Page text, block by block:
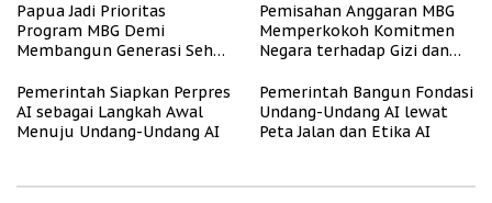
Papua Jadi Prioritas
Program MBG Demi
Membangun Generasi Sehat
Pemisahan Anggaran MBG
Memperkokoh Komitmen
Negara terhadap Gizi dan
Pemerintah Siapkan Perpres
AI sebagai Langkah Awal
Menuju Undang-Undang AI
Pemerintah Bangun Fondasi
Undang-Undang AI lewat
Peta Jalan dan Etika AI